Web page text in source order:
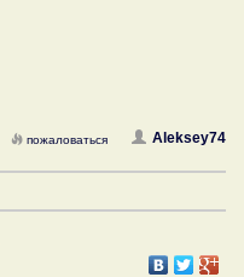
Aleksey74
пожаловаться